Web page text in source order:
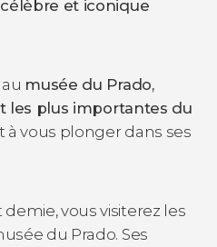
et iconique
musée du Prado,
les plus importantes du
à vous plonger dans ses
vous visiterez les
du Prado. Ses